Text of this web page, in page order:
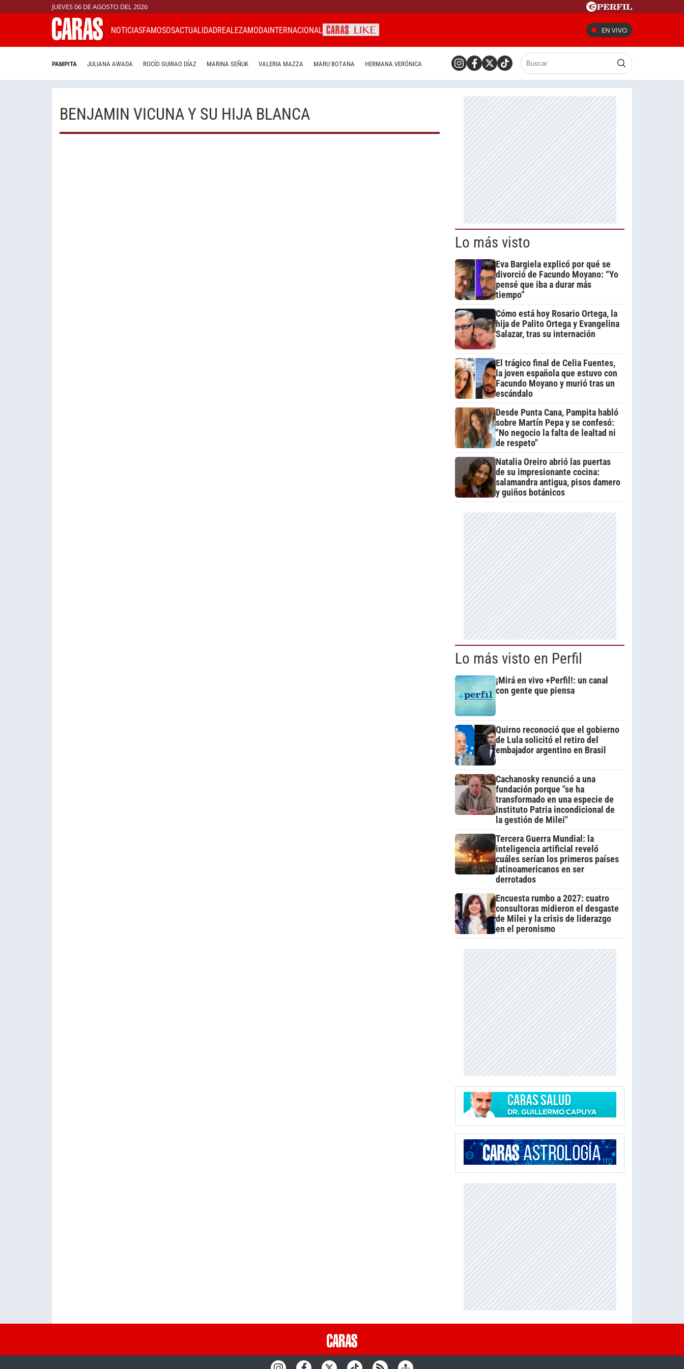
JUEVES 06 DE AGOSTO DEL 2026
NOTICIASFAMOSOSACTUALIDADREALEZAMODAINTERNACIONAL EN VIVO
PAMPITA JULIANA AWADA ROCÍO GUIRAO DÍAZ MARINA SEÑUK VALERIA MAZZA MARU BOTANA HERMANA VERÓNICA
BENJAMIN VICUNA Y SU HIJA BLANCA
Lo más visto
Eva Bargiela explicó por qué se
divorció de Facundo Moyano: “Yo
pensé que iba a durar más
tiempo”
Cómo está hoy Rosario Ortega, la
hija de Palito Ortega y Evangelina
Salazar, tras su internación
El trágico final de Celia Fuentes,
la joven española que estuvo con
Facundo Moyano y murió tras un
escándalo
Desde Punta Cana, Pampita habló
sobre Martín Pepa y se confesó:
"No negocio la falta de lealtad ni
de respeto"
Natalia Oreiro abrió las puertas
de su impresionante cocina:
salamandra antigua, pisos damero
y guiños botánicos
Lo más visto en Perfil
¡Mirá en vivo +Perfil!: un canal
con gente que piensa
Quirno reconoció que el gobierno
de Lula solicitó el retiro del
embajador argentino en Brasil
Cachanosky renunció a una
fundación porque "se ha
transformado en una especie de
Instituto Patria incondicional de
la gestión de Milei"
Tercera Guerra Mundial: la
inteligencia artificial reveló
cuáles serían los primeros países
latinoamericanos en ser
derrotados
Encuesta rumbo a 2027: cuatro
consultoras midieron el desgaste
de Milei y la crisis de liderazgo
en el peronismo